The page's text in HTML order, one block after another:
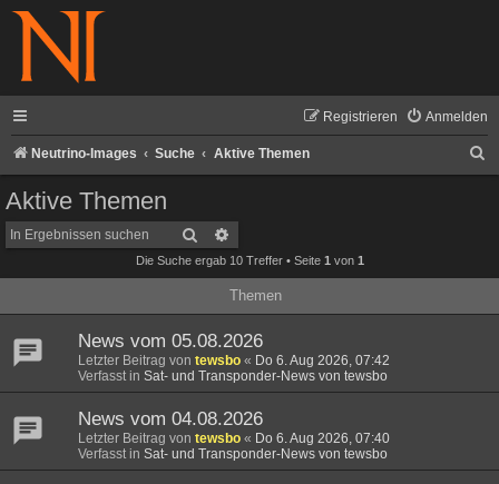
Anmelden
Registrieren
Neutrino-Images Suche Aktive Themen
Aktive Themen
Suche
Die Suche ergab 10 Treffer • Seite 1 von 1
Themen
News vom 05.08.2026
Letzter Beitrag von tewsbo « Do 6. Aug 2026, 07:42
Verfasst in Sat- und Transponder-News von tewsbo
News vom 04.08.2026
Letzter Beitrag von tewsbo « Do 6. Aug 2026, 07:40
Verfasst in Sat- und Transponder-News von tewsbo